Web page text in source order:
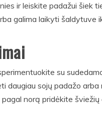
ir leiskite padažui šiek
galima laikyti šaldytuve
su
daugiau sojų padažo
norą pridėkite